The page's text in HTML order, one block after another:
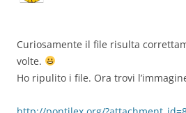
Curiosamente il file risulta
volte.
Ho ripulito i file. Ora trovi